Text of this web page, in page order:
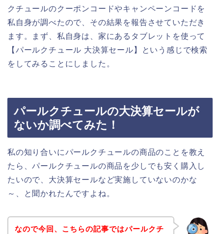
クチュールのクーポンコードやキャンペーンコードを
私自身が調べたので、その結果を報告させていただき
ます。まず、私自身は、家にあるタブレットを使って
【パールクチュール 大決算セール】という感じで検索
をしてみることにしました。
パールクチュールの大決算セールが
ないか調べてみた！
私の知り合いにパールクチュールの商品のことを教え
たら、パールクチュールの商品を少しでも安く購入し
たいので、大決算セールなど実施していないのかな
～、と聞かれたんですよね。
なので今回、こちらの記事ではパールクチ